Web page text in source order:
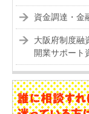
資金調達・金
大阪府制度融
開業サポート